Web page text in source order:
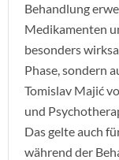
Behandlung
Medikamenten
besonders
Phase, sondern
Tomislav Majić
und
Das gelte auch
während der